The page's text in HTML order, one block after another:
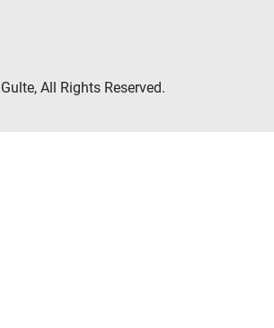
All Rights Reserved.